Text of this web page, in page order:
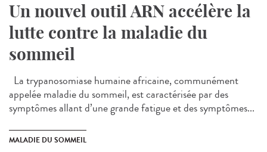
Un nouvel outil ARN accélère la
lutte contre la maladie du
sommeil
La trypanosomiase humaine africaine, communément
appelée maladie du sommeil, est caractérisée par des
symptômes allant d’une grande fatigue et des symptômes...
MALADIE DU SOMMEIL